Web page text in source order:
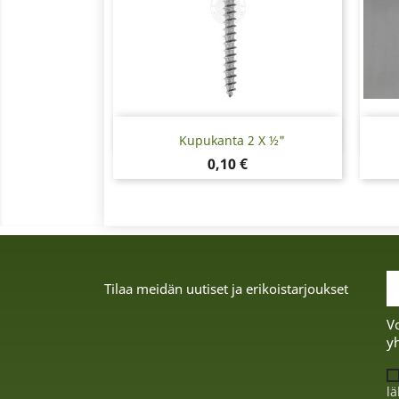
Kupukanta 2 X ½"
Hinta
0,10 €
Pikakatselu
Tilaa meidän uutiset ja erikoistarjoukset